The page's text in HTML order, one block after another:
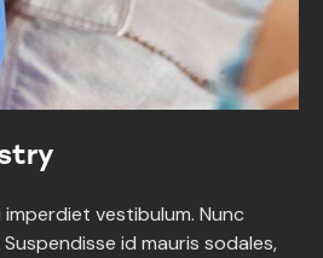
vestibulum. Nunc
id mauris sodales,